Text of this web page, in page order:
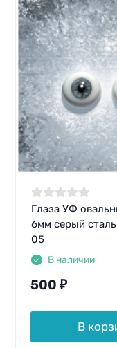
Глаза УФ
6мм серый
05
В наличии
500 ₽
В